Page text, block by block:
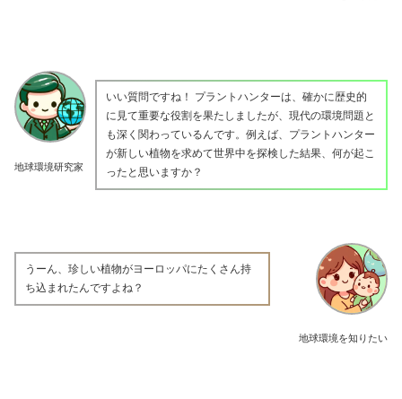
地球環境研究家
いい質問ですね！ プラントハンターは、確かに歴史的
に見て重要な役割を果たしましたが、現代の環境問題と
も深く関わっているんです。例えば、プラントハンター
が新しい植物を求めて世界中を探検した結果、何が起こ
ったと思いますか？
地球環境を知りたい
うーん、珍しい植物がヨーロッパにたくさん持
ち込まれたんですよね？